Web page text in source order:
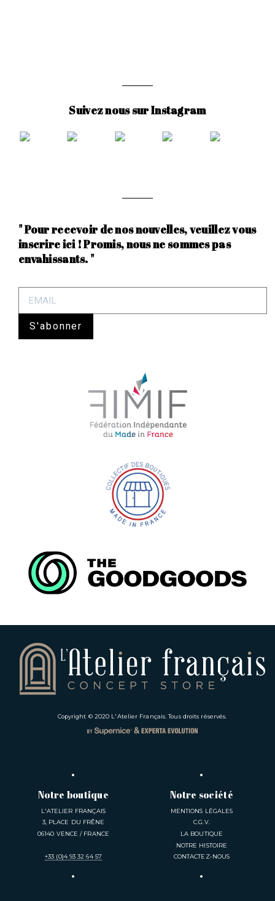
Suivez nous sur Instagram
" Pour recevoir de nos nouvelles, veuillez vous
inscrire ici ! Promis, nous ne sommes pas
envahissants. "
S'abonner
Copyright © 2020 L'Atelier Français. Tous droits réservés.
Notre boutique
L'ATELIER FRANÇAIS
3, PLACE DU FRÊNE
06140 VENCE / FRANCE
+33 (0)4 93 32 64 57
Notre société
MENTIONS LÉGALES
C.G.V.
LA BOUTIQUE
NOTRE HISTOIRE
CONTACTEZ-NOUS